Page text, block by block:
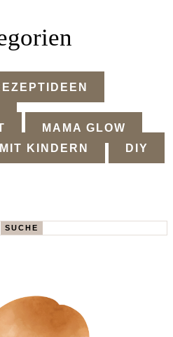
MAMA GLOW
KINDERN
DIY
SUCHE